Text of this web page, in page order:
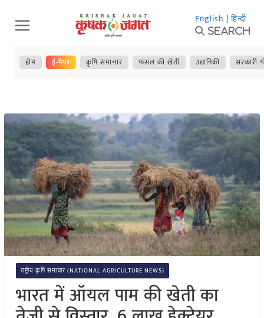
Skip
to
content
English | हिन्दी
Search
होम ई-पेपर कृषि समाचार फसल की खेती उद्यानिकी सरकारी
राष्ट्रीय कृषि समाचार (NATIONAL AGRICULTURE NEWS)
भारत में ऑयल पाम की खेती का